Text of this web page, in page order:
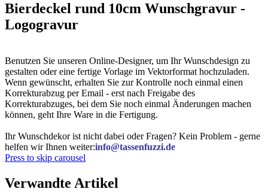
Bierdeckel rund 10cm Wunschgravur -
Logogravur
Benutzen Sie unseren Online-Designer, um Ihr Wunschdesign zu
gestalten oder eine fertige Vorlage im Vektorformat hochzuladen.
Wenn gewünscht, erhalten Sie zur Kontrolle noch einmal einen
Korrekturabzug per Email - erst nach Freigabe des
Korrekturabzuges, bei dem Sie noch einmal Änderungen machen
können, geht Ihre Ware in die Fertigung.
Ihr Wunschdekor ist nicht dabei oder Fragen? Kein Problem - gerne
helfen wir Ihnen weiter:info@tassenfuzzi.de
Press to skip carousel
Verwandte Artikel